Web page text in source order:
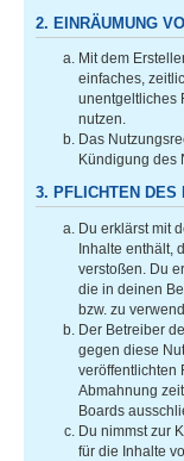
2. EINRÄUMUNG
Mit dem
einfaches,
unentgeltliches
nutzen.
Das
Kündigung des
3. PFLICHTEN DES
Du erklärst mit
Inhalte enthält,
verstoßen. Du
die in deinen
bzw. zu
Der Betreiber
gegen diese
veröffentlichten
Abmahnung
Boards
Du nimmst zur
für die Inhalte